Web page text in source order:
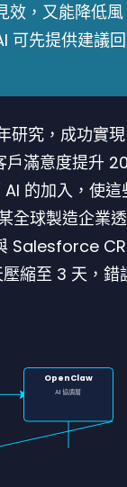
效，又能降低風
可先提供建議回
研究，成功實現
戶滿意度提升
的加入，使這
全球製造企業
Salesforce
縮至 3 天，錯
OpenClaw
AI 協調層